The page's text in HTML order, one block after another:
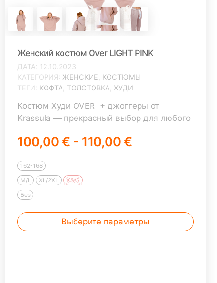
Женский костюм Over LIGHT PINK
ДАТА 12.10.2023
КАТЕГОРИЯ
ЖЕНСКИЕ КОСТЮМЫ
ТЕГИ
КОФТА ТОЛСТОВКА ХУДИ
Костюм Худи OVER + джоггеры от
Krassula — прекрасный выбор для любого
объемная модель, поэтому имеет только
указаны в таблице с рисунком) В большой
карман худи мы вшили маленький карман
для телефона. Двойной тёплый капюшон
из основной ткани защитит от ветра. Вы
будете приятно ... Читать далее
100,00 € - 110,00 €
162-168
M/L
XL/2XL
XS/S
Без
Выберите параметры